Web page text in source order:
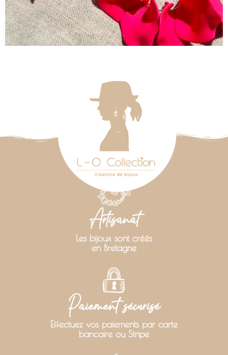
Artisanat
Les bijoux sont créés
en Bretagne
Paiement sécurisé
Effectuez vos paiements par carte
bancaire ou Stripe